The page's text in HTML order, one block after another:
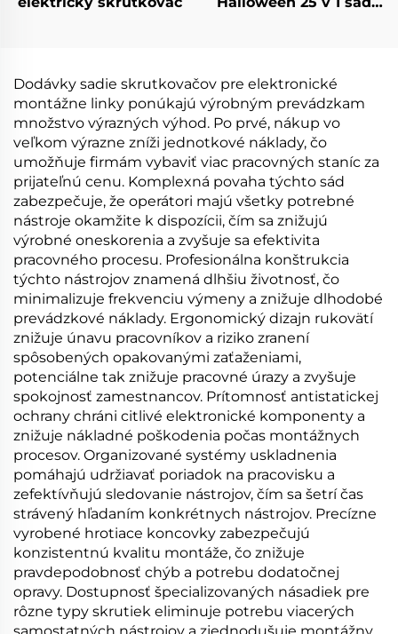
Dodávky sadie skrutkovačov pre elektronické
montážne linky ponúkajú výrobným prevádzkam
množstvo výrazných výhod. Po prvé, nákup vo
veľkom výrazne zníži jednotkové náklady, čo
umožňuje firmám vybaviť viac pracovných staníc za
prijateľnú cenu. Komplexná povaha týchto sád
zabezpečuje, že operátori majú všetky potrebné
nástroje okamžite k dispozícii, čím sa znižujú
výrobné oneskorenia a zvyšuje sa efektivita
pracovného procesu. Profesionálna konštrukcia
týchto nástrojov znamená dlhšiu životnosť, čo
minimalizuje frekvenciu výmeny a znižuje dlhodobé
prevádzkové náklady. Ergonomický dizajn rukovätí
znižuje únavu pracovníkov a riziko zranení
spôsobených opakovanými zaťaženiami,
potenciálne tak znižuje pracovné úrazy a zvyšuje
spokojnosť zamestnancov. Prítomnosť antistatickej
ochrany chráni citlivé elektronické komponenty a
znižuje nákladné poškodenia počas montážnych
procesov. Organizované systémy uskladnenia
pomáhajú udržiavať poriadok na pracovisku a
zefektívňujú sledovanie nástrojov, čím sa šetrí čas
strávený hľadaním konkrétnych nástrojov. Precízne
vyrobené hrotiace koncovky zabezpečujú
konzistentnú kvalitu montáže, čo znižuje
pravdepodobnosť chýb a potrebu dodatočnej
opravy. Dostupnosť špecializovaných násadiek pre
rôzne typy skrutiek eliminuje potrebu viacerých